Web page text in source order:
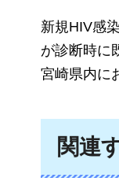
新規HIV感
が診断時に
宮崎県内に
関連